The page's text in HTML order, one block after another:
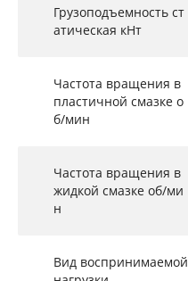
Грузоподъемность ст
атическая кНт
Частота вращения в
пластичной смазке о
б/мин
Частота вращения в
жидкой смазке об/ми
н
Вид воспринимаемой